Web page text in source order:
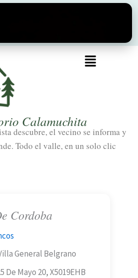
Menú
Calamuchita
descubre, el vecino se informa y
Todo el valle, en un solo clic
Cordoba
General Belgrano
De Mayo 20, X5019EHB